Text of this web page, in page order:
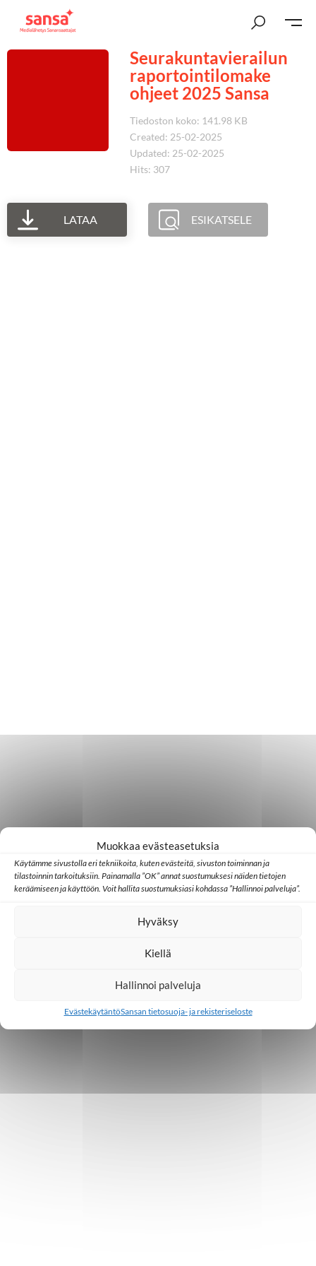
Muokkaa evästeasetuksia
Käytämme sivustolla eri tekniikoita, kuten evästeitä, sivuston toiminnan ja
tilastoinnin tarkoituksiin. Painamalla ”OK” annat suostumuksesi näiden tietojen
keräämiseen ja käyttöön. Voit hallita suostumuksiasi kohdassa ”Hallinnoi palveluja”.
Hyväksy
Kiellä
Hallinnoi palveluja
EvästekäytäntöSansan tietosuoja- ja rekisteriseloste
Seurakuntavierailun
raportointilomake
ohjeet 2025 Sansa
Tiedoston koko: 141.98 KB
Created: 25-02-2025
Updated: 25-02-2025
Hits: 307
LATAA ESIKATSELE